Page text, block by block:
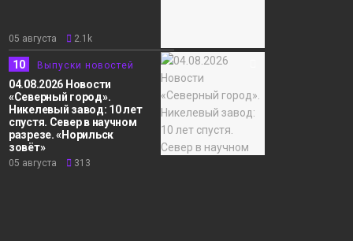
05 августа 2.1k
10 Выпуски новостей
04.08.2026 Новости
«Северный город».
Никелевый завод: 10 лет
спустя. Север в научном
разрезе. «Норильск
зовёт»
05 августа 313